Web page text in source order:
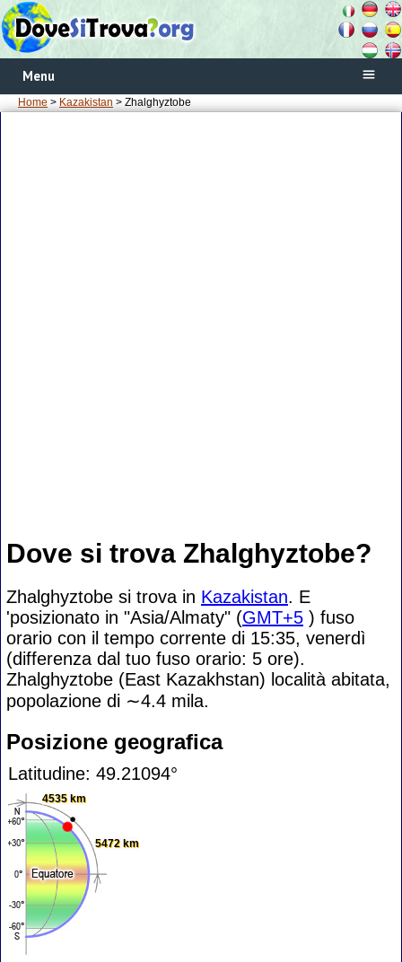
Menu
Home > Kazakistan > Zhalghyztobe
Dove si trova Zhalghyztobe?
Zhalghyztobe si trova in Kazakistan. E
'posizionato in "Asia/Almaty" (GMT+5 ) fuso
orario con il tempo corrente di 15:35, venerdì
(differenza dal tuo fuso orario: 5 ore).
Zhalghyztobe (East Kazakhstan) località abitata,
popolazione di ∼4.4 mila.
Posizione geografica
Latitudine: 49.21094°
4535 km
5472 km